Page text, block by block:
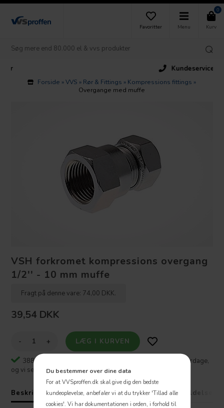
Du bestemmer over dine data
For at VVSproffen.dk skal give dig den bedste
kundeoplevelse, anbefaler vi at du trykker 'Tillad alle
cookies'. Vi har dokumentationen i orden, i forhold til
Favoritter Menu
0
Kurv
Kundeservice
Forside »VVS » Rør & Fittings » Kompressions fittings »
Overgange med muffe
VSH forkromet kompressions overgang
1/2'' - 10 mm muffe
Fragt på denne vare: 74,00 DKK.
39,54 DKK
- +
388 stk. ⎮
Varen er på lager - Bestil inden kl 16:00 på hverdage,
og vi sender samme dag 🚚
Beskrivelse Specifikationer Fragt Anmeldelser